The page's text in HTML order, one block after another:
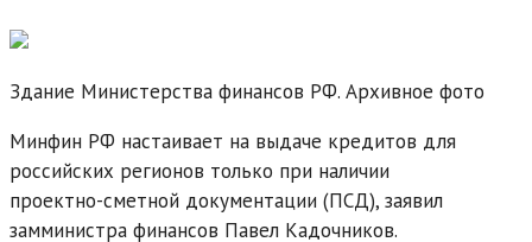
Здание Министерства финансов РФ. Архивное фото
Минфин РФ настаивает на выдаче кредитов для
российских регионов только при наличии
проектно-сметной документации (ПСД), заявил
замминистра финансов Павел Кадочников.